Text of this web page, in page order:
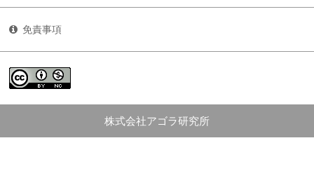
免責事項
株式会社アゴラ研究所